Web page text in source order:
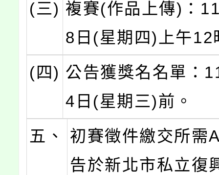
(三) 複賽(作品上傳)：
8日(星期四)上午12
(四) 公告獲獎名名單：
4日(星期三)前。
五、
初賽徵件繳交所需
告於新北市私立復